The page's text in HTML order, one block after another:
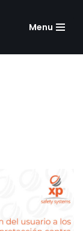
Menu